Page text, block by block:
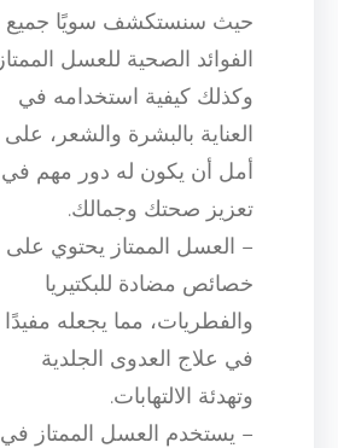
حيث سنستكشف سويًا جميع
الفوائد الصحية للعسل الممتاز
وكذلك كيفية استخدامه في
العناية بالبشرة والشعر، على
أمل أن يكون له دور مهم في
تعزيز صحتك وجمالك.
– العسل الممتاز يحتوي على
خصائص مضادة للبكتيريا
والفطريات، مما يجعله مفيدًا
في علاج العدوى الجلدية
وتهدئة الالتهابات.
– يستخدم العسل الممتاز في